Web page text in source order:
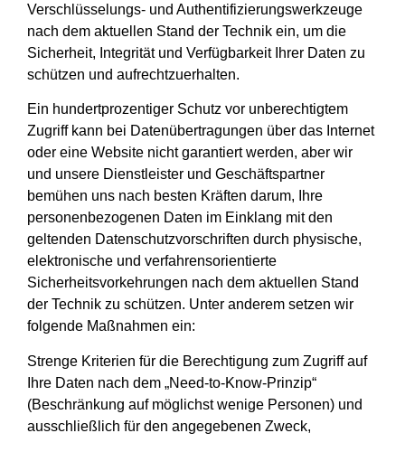
Verschlüsselungs- und Authentifizierungswerkzeuge
nach dem aktuellen Stand der Technik ein, um die
Sicherheit, Integrität und Verfügbarkeit Ihrer Daten zu
schützen und aufrechtzuerhalten.
Ein hundertprozentiger Schutz vor unberechtigtem
Zugriff kann bei Datenübertragungen über das Internet
oder eine Website nicht garantiert werden, aber wir
und unsere Dienstleister und Geschäftspartner
bemühen uns nach besten Kräften darum, Ihre
personenbezogenen Daten im Einklang mit den
geltenden Datenschutzvorschriften durch physische,
elektronische und verfahrensorientierte
Sicherheitsvorkehrungen nach dem aktuellen Stand
der Technik zu schützen. Unter anderem setzen wir
folgende Maßnahmen ein:
Strenge Kriterien für die Berechtigung zum Zugriff auf
Ihre Daten nach dem „Need-to-Know-Prinzip“
(Beschränkung auf möglichst wenige Personen) und
ausschließlich für den angegebenen Zweck,